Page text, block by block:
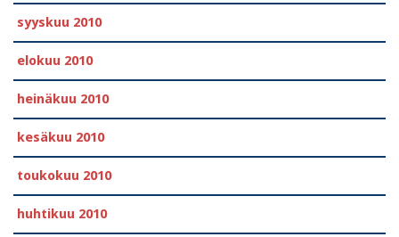
syyskuu 2010
elokuu 2010
heinäkuu 2010
kesäkuu 2010
toukokuu 2010
huhtikuu 2010